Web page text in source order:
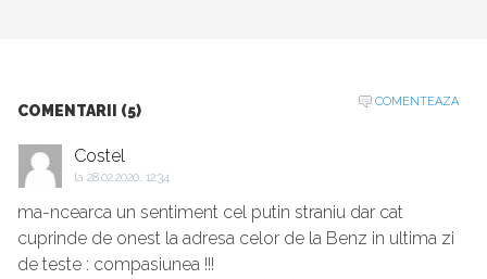
COMENTARII (5)
COMENTEAZA
Costel
la 28.02.2020, 12:34
ma-ncearca un sentiment cel putin straniu dar cat
cuprinde de onest la adresa celor de la Benz in ultima zi
de teste : compasiunea !!!